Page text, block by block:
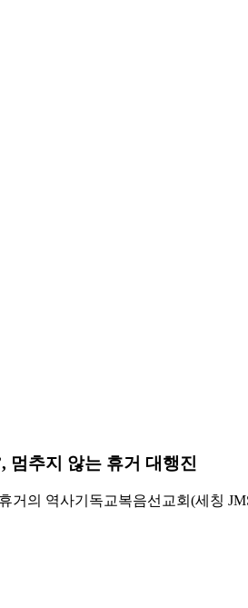
멈추지 않는 휴거 대행진
거의 역사기독교복음선교회(세칭